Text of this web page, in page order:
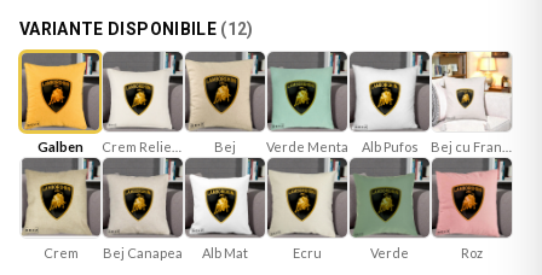
VARIANTE DISPONIBILE (12)
Galben Bej Verde Menta Alb Pufos
Crem Bej Canapea Alb Mat Ecru Verde Roz